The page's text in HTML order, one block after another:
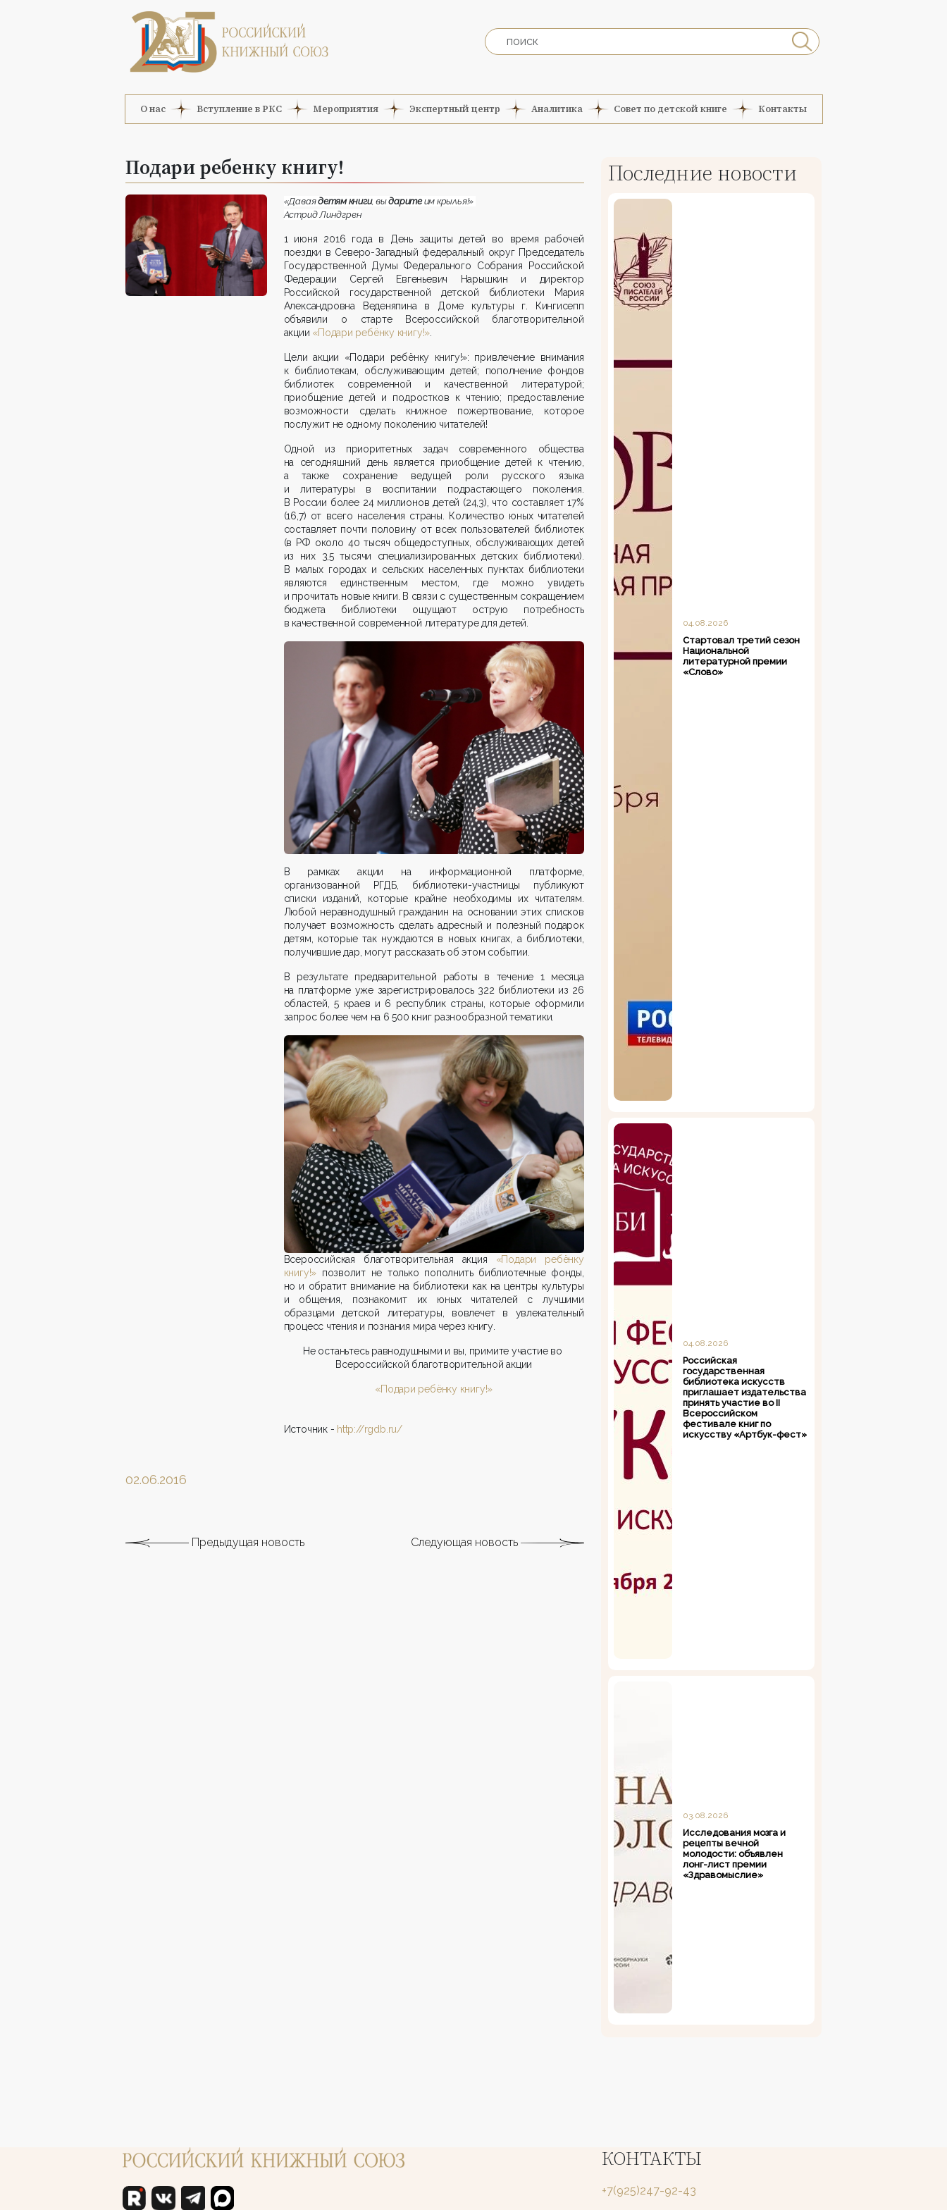
О нас Вступление в РКС Мероприятия Экспертный центр Аналитика Совет по детской книге Контакты
Подари ребенку книгу!
«Даваядетям книги, выдаритеим крылья!»
Астрид Линдгрен
1 июня 2016 года в День защиты детей во время рабочей
поездки в Северо-Западный федеральный округ Председатель
Государственной Думы Федерального Собрания Российской
Федерации Сергей Евгеньевич Нарышкин и директор
Российской государственной детской библиотеки Мария
Александровна Веденяпина в Доме культуры г. Кингисепп
объявили о старте Всероссийской благотворительной
акции «Подари ребёнку книгу!»
Цели акции «Подари ребёнку книгу!»: привлечение внимания
к библиотекам, обслуживающим детей; пополнение фондов
библиотек современной и качественной литературой;
приобщение детей и подростков к чтению; предоставление
возможности сделать книжное пожертвование, которое
послужит не одному поколению читателей!
Одной из приоритетных задач современного общества
на сегодняшний день является приобщение детей к чтению,
а также сохранение ведущей роли русского языка
и литературы в воспитании подрастающего поколения.
В России более 24 миллионов детей (24,3), что составляет 17%
(16,7) от всего населения страны. Количество юных читателей
составляет почти половину от всех пользователей библиотек
(в РФ около 40 тысяч общедоступных, обслуживающих детей
из них 3,5 тысячи специализированных детских библиотеки).
В малых городах и сельских населенных пунктах библиотеки
являются единственным местом, где можно увидеть
и прочитать новые книги. В связи с существенным сокращением
бюджета библиотеки ощущают острую потребность
в качественной современной литературе для детей.
В рамках акции на информационной платформе,
организованной РГДБ, библиотеки-участницы публикуют
списки изданий, которые крайне необходимы их читателям.
Любой неравнодушный гражданин на основании этих списков
получает возможность сделать адресный и полезный подарок
детям, которые так нуждаются в новых книгах, а библиотеки,
получившие дар, могут рассказать об этом событии.
В результате предварительной работы в течение 1 месяца
на платформе уже зарегистрировалось 322 библиотеки из 26
областей, 5 краев и 6 республик страны, которые оформили
запрос более чем на 6 500 книг разнообразной тематики.
Всероссийская благотворительная акция «Подари ребёнку
книгу!» позволит не только пополнить библиотечные фонды,
но и обратит внимание на библиотеки как на центры культуры
и общения, познакомит их юных читателей с лучшими
образцами детской литературы, вовлечет в увлекательный
процесс чтения и познания мира через книгу.
Не останьтесь равнодушными и вы, примите участие во
Всероссийской благотворительной акции
«Подари ребёнку книгу!»
Источник - http://rgdb.ru/
02.06.2016
Предыдущая новость Следующая новость
Последние новости
04.08.2026
Стартовал третий сезон
Национальной
литературной премии
«Слово»
04.08.2026
Российская
государственная
библиотека искусств
приглашает издательства
принять участие во II
Всероссийском
фестивале книг по
искусству «Артбук-фест»
03.08.2026
Исследования мозга и
рецепты вечной
молодости: объявлен
лонг-лист премии
«Здравомыслие»
КОНТАКТЫ
+7(925)247-92-43